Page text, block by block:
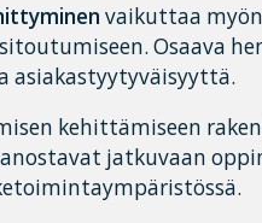
vaikuttaa
Osaava
asiakastyytyväisyyttä.
kehittämiseen
jatkuvaan